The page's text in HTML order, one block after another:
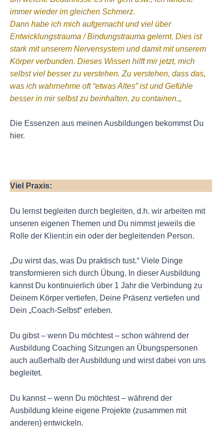
immer wieder im gleichen Schmerz.
Dann habe ich mich aufgemacht und viel über
Entwicklungstrauma / Bindungstrauma gelernt. Dies ist
stark mit unserem Nervensystem und damit mit unserem
Körper verbunden. Dieses Wissen hilft mir jetzt, mich
selbst viel besser zu verstehen. Zu verstehen, dass das,
was ich wahrnehme oft “etwas Altes” ist und Gefühle
besser in mir selbst zu beinhalten, zu containen.„
Die Essenzen aus meinen Ausbildungen bekommst Du
hier.
Viel Praxis:
Du lernst begleiten durch begleiten, d.h. wir arbeiten mit
unseren eigenen Themen und Du nimmst jeweils die
Rolle der Klient:in ein oder der begleitenden Person.
„Du wirst das, was Du praktisch tust.“ Viele Dinge
transformieren sich durch Übung. In dieser Ausbildung
kannst Du kontinuierlich über 1 Jahr die Verbindung zu
Deinem Körper vertiefen, Deine Präsenz vertiefen und
Dein „Coach-Selbst“ erleben.
Du gibst – wenn Du möchtest – schon während der
Ausbildung Coaching Sitzungen an Übungspersonen
auch außerhalb der Ausbildung und wirst dabei von uns
begleitet.
Du kannst – wenn Du möchtest – während der
Ausbildung kleine eigene Projekte (zusammen mit
anderen) entwickeln.